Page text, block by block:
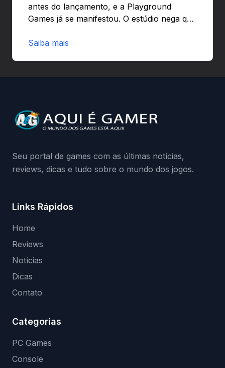
antes do lançamento, e a Playground
Games já se manifestou. O estúdio nega que
preload e avisa que quem usar versões não
da Playground: negação do preload,
medidas contra acessos não autorizados
Saiba mais
Seu portal de games com as últimas notícias,
reviews, dicas e tudo sobre o mundo dos jogos.
Links Rápidos
Home
Reviews
Notícias
Dicas
Contato
Categorias
PC Games
Console